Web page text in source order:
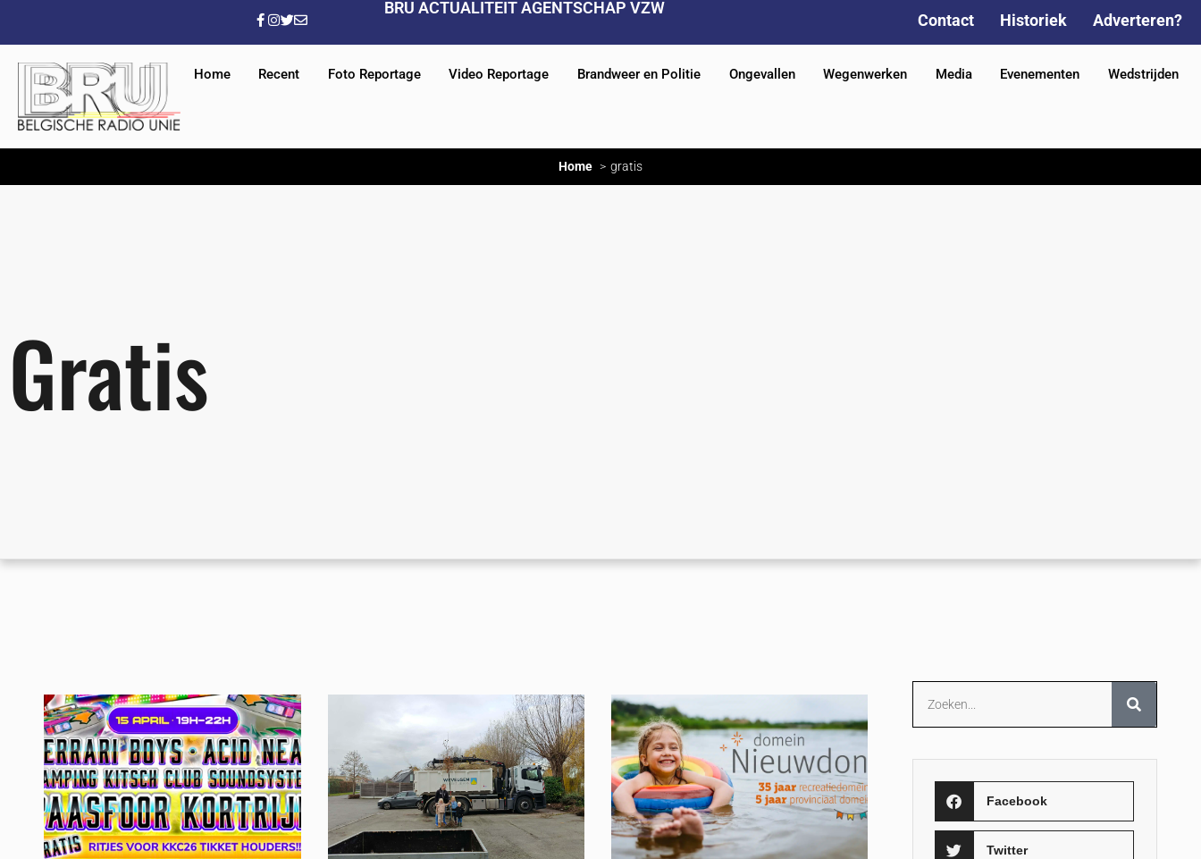
BRU ACTUALITEIT AGENTSCHAP VZW
Contact Historiek Adverteren?
Home Recent Foto Reportage Video Reportage Brandweer en Politie Ongevallen Wegenwerken Media Evenementen Wedstrijden
Home gratis
Gratis
Facebook
Twitter